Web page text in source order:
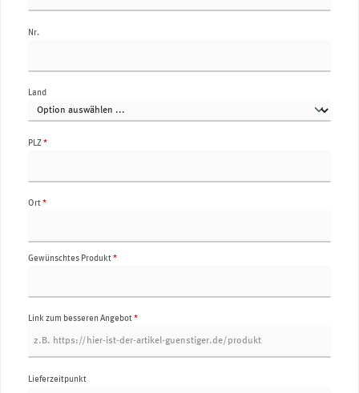
Nr.
Land
PLZ*
Ort*
Gewünschtes Produkt*
Link zum besseren Angebot*
Lieferzeitpunkt